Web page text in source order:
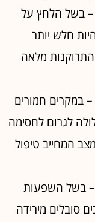
בשל הלחץ על
חלש יותר
מלאה
במקרים חמורים
לגרום לחסימה
המחייב טיפול
בשל השפעות
סובלים מירידה